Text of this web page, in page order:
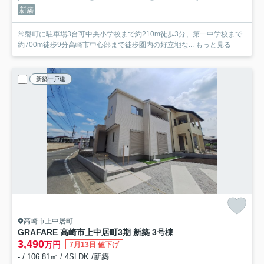
新築
常磐町に駐車場3台可中央小学校まで約210m徒歩3分、第一中学校まで
約700m徒歩9分高崎市中心部まで徒歩圏内の好立地な... もっと見る
新築一戸建
高崎市上中居町
GRAFARE 高崎市上中居町3期 新築 3号棟
3,490万円 7月13日 値下げ
- / 106.81㎡ / 4SLDK /新築